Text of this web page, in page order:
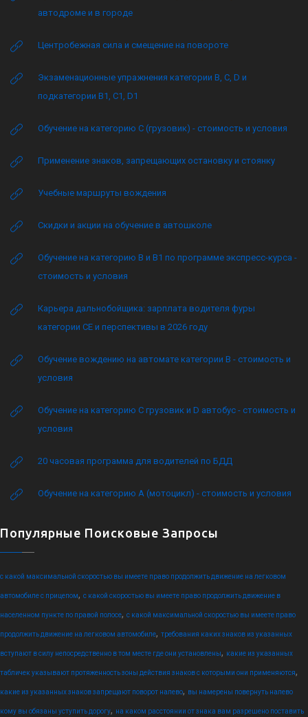
автодроме и в городе
Центробежная сила и смещение на повороте
Экзаменационные упражнения категории B, C, D и
подкатегории B1, C1, D1
Обучение на категорию C (грузовик) - стоимость и условия
Применение знаков, запрещающих остановку и стоянку
Учебные маршруты вождения
Скидки и акции на обучение в автошколе
Обучение на категорию B и B1 по программе экспресс-курса -
стоимость и условия
Карьера дальнобойщика: зарплата водителя фуры
категории CE и перспективы в 2026 году
Обучение вождению на автомате категории B - стоимость и
условия
Обучение на категорию C грузовик и D автобус - стоимость и
условия
20 часовая программа для водителей по БДД
Обучение на категорию А (мотоцикл) - стоимость и условия
Популярные Поисковые Запросы
с какой максимальной скоростью вы имеете право продолжить движение на легковом
автомобиле с прицепом, с какой скоростью вы имеете право продолжить движение в
населенном пункте по правой полосе, с какой максимальной скоростью вы имеете право
продолжить движение на легковом автомобиле, требования каких знаков из указанных
вступают в силу непосредственно в том месте где они установлены, какие из указанных
табличек указывают протяженность зоны действия знаков с которыми они применяются,
какие из указанных знаков запрещают поворот налево, вы намерены повернуть налево
кому вы обязаны уступить дорогу, на каком расстоянии от знака вам разрешено поставить